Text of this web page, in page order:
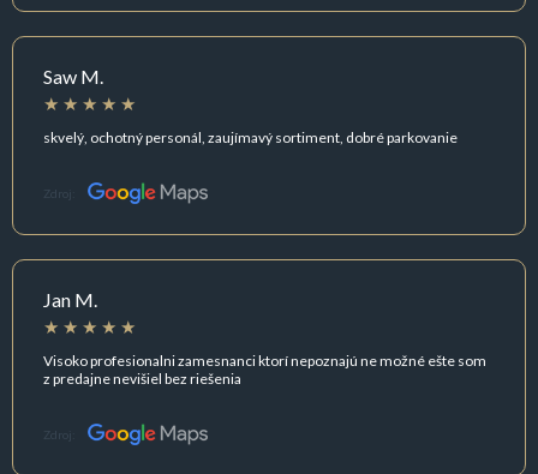
Saw M.
skvelý, ochotný personál, zaujímavý sortiment, dobré parkovanie
Zdroj:
Jan M.
Visoko profesionalni zamesnanci ktorí nepoznajú ne možné ešte som
z predajne nevišiel bez riešenia
Zdroj: